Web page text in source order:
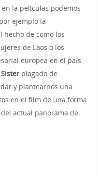
la películas podemos
ejemplo la
hecho de como los
de Laos o los
europea en el país.
plagado de
y plantearnos una
en el film de una forma
actual panorama de